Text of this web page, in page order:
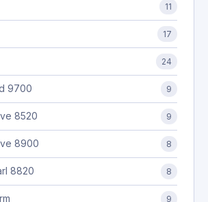
11
17
24
9700 9
8520 9
8900 8
8820 8
9